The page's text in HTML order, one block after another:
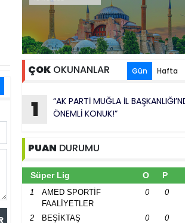
ÇOK OKUNANLAR Gün Hafta
1
“AK PARTİ MUĞLA İL
ÖNEMLİ KONUK!”
PUAN DURUMU
Süper Lig O P
1
AMED SPORTİF
FAALİYETLER
0 0
2 BEŞİKTAŞ 0
0